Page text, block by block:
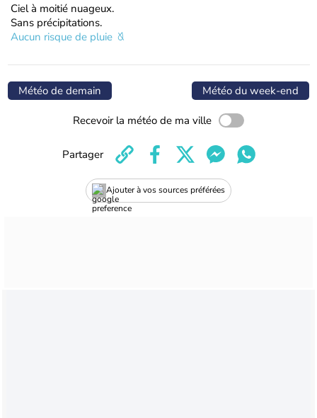
Ciel à moitié nuageux.
Sans précipitations.
Aucun risque de pluie
Météo de demain Météo du week-end
Recevoir la météo de ma ville
Ajouter à vos sources préférées
Partager